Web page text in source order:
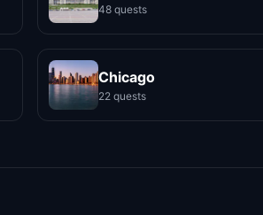
48 quests
Chicago
22 quests